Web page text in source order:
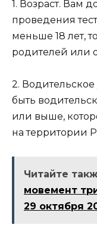
1. Возраст. Вам
проведения
меньше 18 лет,
родителей или
2.
быть
или выше,
на территории
Читайте
мовемент
29 октября